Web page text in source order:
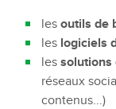
lesoutils de
les logiciels
lessolutions
réseaux
contenus...)